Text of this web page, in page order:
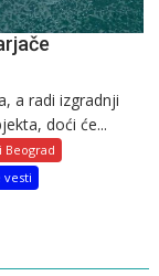
a radi izgradnji
doći će...
Beograd
vesti